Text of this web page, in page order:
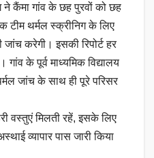
ने कैंमा गांव के छह पुरवों को छह
टीम थर्मल स्क्रीनिग के लिए
करेगी। इसकी रिपोर्ट हर
के पूर्व माध्यमिक विद्यालय
जांच के साथ ही पूरे परिसर
वस्तुएं मिलती रहें, इसके लिए
व्यापार पास जारी किया